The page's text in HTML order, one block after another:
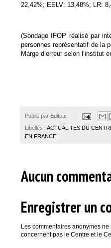
22,42%; EELV: 13,48%; LR:
(Sondage IFOP réalisé par
personnes représentatif de la
Marge d’erreur selon l’institut
Publié par Editeur
Libellés : ACTUALITES DU
EN FRANCE
Aucun
Enregistrer un
Les commentaires anonymes
concernent pas le Centre et le